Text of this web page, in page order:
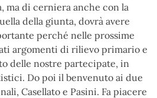
ma di cerniera anche con la
della giunta, dovrà avere
perché nelle prossime
argomenti di rilievo primario e
delle nostre partecipate, in
Do poi il benvenuto ai due
Casellato e Pasini. Fa piacere